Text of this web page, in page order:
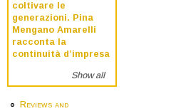
coltivare le
generazioni. Pina
Mengano Amarelli
racconta la
continuità d’impresa
Show all
Reviews and